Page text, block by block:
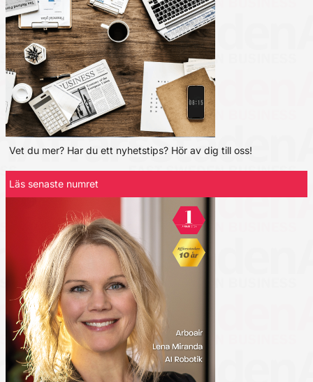
Vet du mer? Har du ett nyhetstips? Hör av dig till oss!
Läs senaste numret